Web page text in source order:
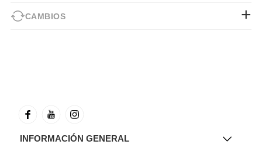
CAMBIOS
INFORMACIÓN GENERAL